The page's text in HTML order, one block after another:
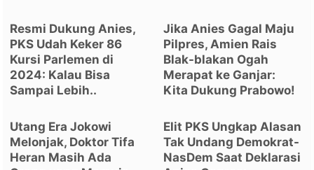
Resmi Dukung Anies,
PKS Udah Keker 86
Kursi Parlemen di
2024: Kalau Bisa
Sampai Lebih..
Jika Anies Gagal Maju
Pilpres, Amien Rais
Blak-blakan Ogah
Merapat ke Ganjar:
Kita Dukung Prabowo!
Utang Era Jokowi
Melonjak, Doktor Tifa
Heran Masih Ada
Elit PKS Ungkap Alasan
Tak Undang Demokrat-
NasDem Saat Deklarasi